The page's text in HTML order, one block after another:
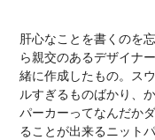
肝心なことを書くのを
ら親交のあるデザイナ
緒に作成したもの。ス
ルすぎるものばかり、
パーカーってなんだか
ることが出来るニット